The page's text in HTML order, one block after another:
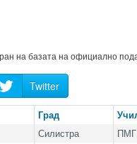
на базата на официално
Twitter
Град
Силистра ПМГ